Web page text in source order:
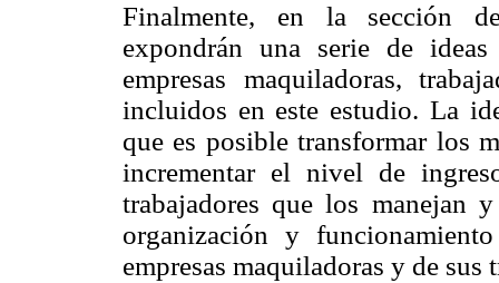
Finalmente, en la sección
expondrán una serie de
empresas maquiladoras,
incluidos en este estudio. La
que es posible transformar los
incrementar el nivel de
trabajadores que los manejan
organización y
empresas maquiladoras y de sus